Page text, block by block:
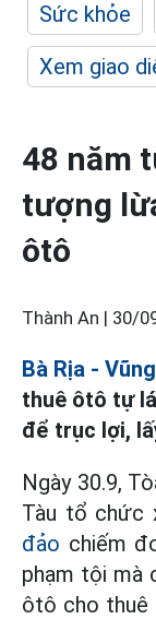
Sức khỏe
Xem giao
48 năm
tượng
ôtô
Thành An | 30/
Bà Rịa -
thuê ôtô tự
để trục lợi,
Ngày 30.9,
Tàu tổ chức
đảo chiếm
phạm tội mà
ôtô cho thuê